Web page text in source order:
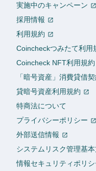
実施中のキャンペーン
採用情報
利用規約
Coincheckつみたて利用
Coincheck NFT利用規約
「暗号資産」消費貸借
貸暗号資産利用規約
特商法について
プライバシーポリシー
外部送信情報
システムリスク管理基
情報セキュリティポリシ